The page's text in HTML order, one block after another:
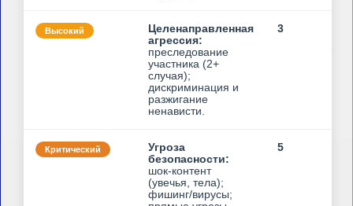
Высокий
Целенаправленная
агрессия:
преследование
участника (2+
случая);
дискриминация и
разжигание
ненависти.
3
Критический
Угроза
безопасности:
шок-контент
(увечья, тела);
фишинг/вирусы;
5